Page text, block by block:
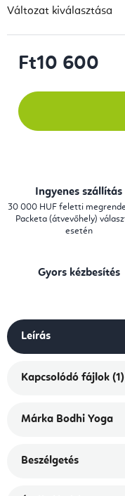
Változat kiválasztása
Ft10 600
Ingyenes szállítás
30 000 HUF feletti
Packeta (átvevőhely)
esetén
Gyors kézbesítés
Leírás
Kapcsolódó fájlok (1)
Márka Bodhi Yoga
Beszélgetés